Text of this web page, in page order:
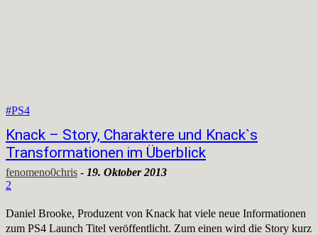
#PS4
Knack – Story, Charaktere und Knack`s
Transformationen im Überblick
fenomeno0chris - 19. Oktober 2013
2
Daniel Brooke, Produzent von Knack hat viele neue Informationen
zum PS4 Launch Titel veröffentlicht. Zum einen wird die Story kurz